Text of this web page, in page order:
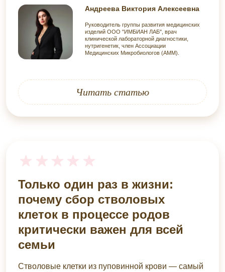
Андреева Виктория Алексеевна
Руководитель группы развития медицинских
изделий ООО "ИМБИАН ЛАБ", врач
клинической лабораторной диагностики,
нутригенетик, член Ассоциации
Медицинских Микробиологов (АММ).
Читать статью
Только один раз в жизни:
почему сбор стволовых
клеток в процессе родов
критически важен для всей
семьи
Стволовые клетки из пуповинной крови — самый